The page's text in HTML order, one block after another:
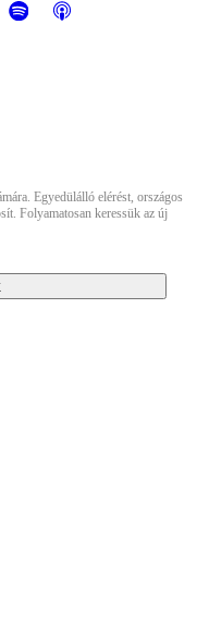
Egyedülálló elérést, országos
Folyamatosan keressük az új